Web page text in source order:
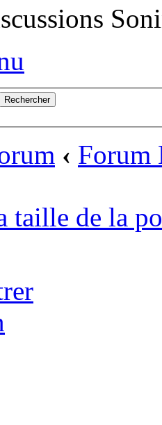
‹ Forum
taille de la